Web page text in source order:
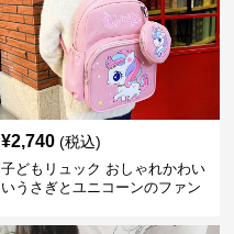
¥2,740 (税込)
子どもリュック おしゃれかわい
いうさぎとユニコーンのファン